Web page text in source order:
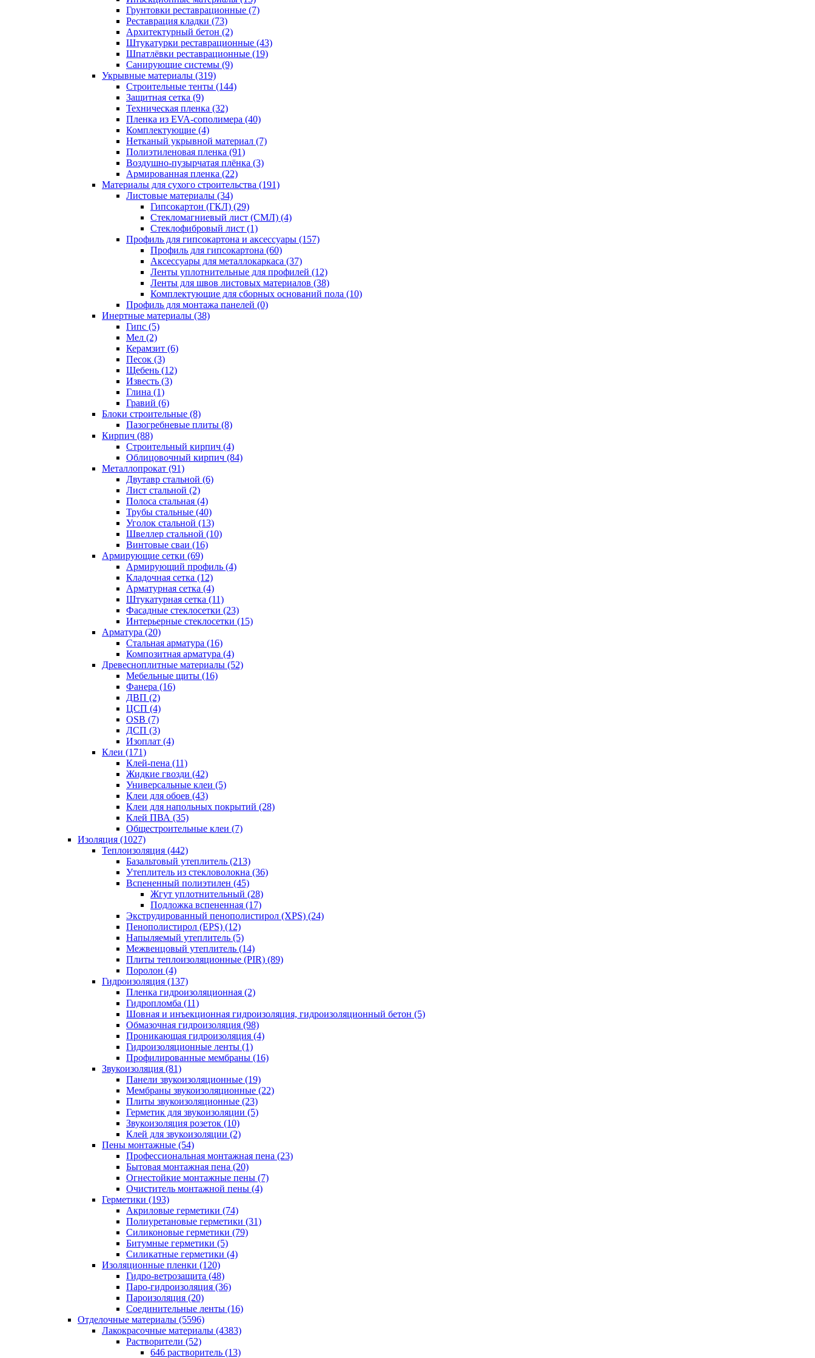
Грунтовки реставрационные (7)
Реставрация кладки (73)
Архитектурный бетон (2)
Штукатурки реставрационные (43)
Шпатлёвки реставрационные (19)
Санирующие системы (9)
Укрывные материалы (319)
Строительные тенты (144)
Защитная сетка (9)
Техническая пленка (32)
Пленка из EVA-сополимера (40)
Комплектующие (4)
Нетканый укрывной материал (7)
Полиэтиленовая пленка (91)
Воздушно-пузырчатая плёнка (3)
Армированная пленка (22)
Материалы для сухого строительства (191)
Листовые материалы (34)
Гипсокартон (ГКЛ) (29)
Стекломагниевый лист (СМЛ) (4)
Cтеклофибровый лист (1)
Профиль для гипсокартона и аксессуары (157)
Профиль для гипсокартона (60)
Аксессуары для металлокаркаса (37)
Ленты уплотнительные для профилей (12)
Ленты для швов листовых материалов (38)
Комплектующие для сборных оснований пола (10)
Профиль для монтажа панелей (0)
Инертные материалы (38)
Гипс (5)
Мел (2)
Керамзит (6)
Песок (3)
Щебень (12)
Известь (3)
Глина (1)
Гравий (6)
Блоки строительные (8)
Пазогребневые плиты (8)
Кирпич (88)
Строительный кирпич (4)
Облицовочный кирпич (84)
Металлопрокат (91)
Двутавр стальной (6)
Лист стальной (2)
Полоса стальная (4)
Трубы стальные (40)
Уголок стальной (13)
Швеллер стальной (10)
Винтовые сваи (16)
Армирующие сетки (69)
Армирующий профиль (4)
Кладочная сетка (12)
Арматурная сетка (4)
Штукатурная сетка (11)
Фасадные стеклосетки (23)
Интерьерные стеклосетки (15)
Арматура (20)
Стальная арматура (16)
Композитная арматура (4)
Древесноплитные материалы (52)
Мебельные щиты (16)
Фанера (16)
ДВП (2)
ЦСП (4)
OSB (7)
ДСП (3)
Изоплат (4)
Клеи (171)
Клей-пена (11)
Жидкие гвозди (42)
Универсальные клеи (5)
Клеи для обоев (43)
Клеи для напольных покрытий (28)
Клей ПВА (35)
Общестроительные клеи (7)
Изоляция (1027)
Теплоизоляция (442)
Базальтовый утеплитель (213)
Утеплитель из стекловолокна (36)
Вспененный полиэтилен (45)
Жгут уплотнительный (28)
Подложка вспененная (17)
Экструдированный пенополистирол (XPS) (24)
Пенополистирол (EPS) (12)
Напыляемый утеплитель (5)
Межвенцовый утеплитель (14)
Плиты теплоизоляционные (PIR) (89)
Поролон (4)
Гидроизоляция (137)
Пленка гидроизоляционная (2)
Гидропломба (11)
Шовная и инъекционная гидроизоляция, гидроизоляционный бетон (5)
Обмазочная гидроизоляция (98)
Проникающая гидроизоляция (4)
Гидроизоляционные ленты (1)
Профилированные мембраны (16)
Звукоизоляция (81)
Панели звукоизоляционные (19)
Мембраны звукоизоляционные (22)
Плиты звукоизоляционные (23)
Герметик для звукоизоляции (5)
Звукоизоляция розеток (10)
Клей для звукоизоляции (2)
Пены монтажные (54)
Профессиональная монтажная пена (23)
Бытовая монтажная пена (20)
Огнестойкие монтажные пены (7)
Очиститель монтажной пены (4)
Герметики (193)
Акриловые герметики (74)
Полиуретановые герметики (31)
Силиконовые герметики (79)
Битумные герметики (5)
Силикатные герметики (4)
Изоляционные пленки (120)
Гидро-ветрозащита (48)
Паро-гидроизоляция (36)
Пароизоляция (20)
Соединительные ленты (16)
Отделочные материалы (5596)
Лакокрасочные материалы (4383)
Растворители (52)
646 растворитель (13)